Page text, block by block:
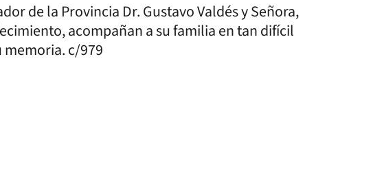
de la Provincia Dr. Gustavo Valdés y Señora,
acompañan a su familia en tan difícil
memoria. c/979